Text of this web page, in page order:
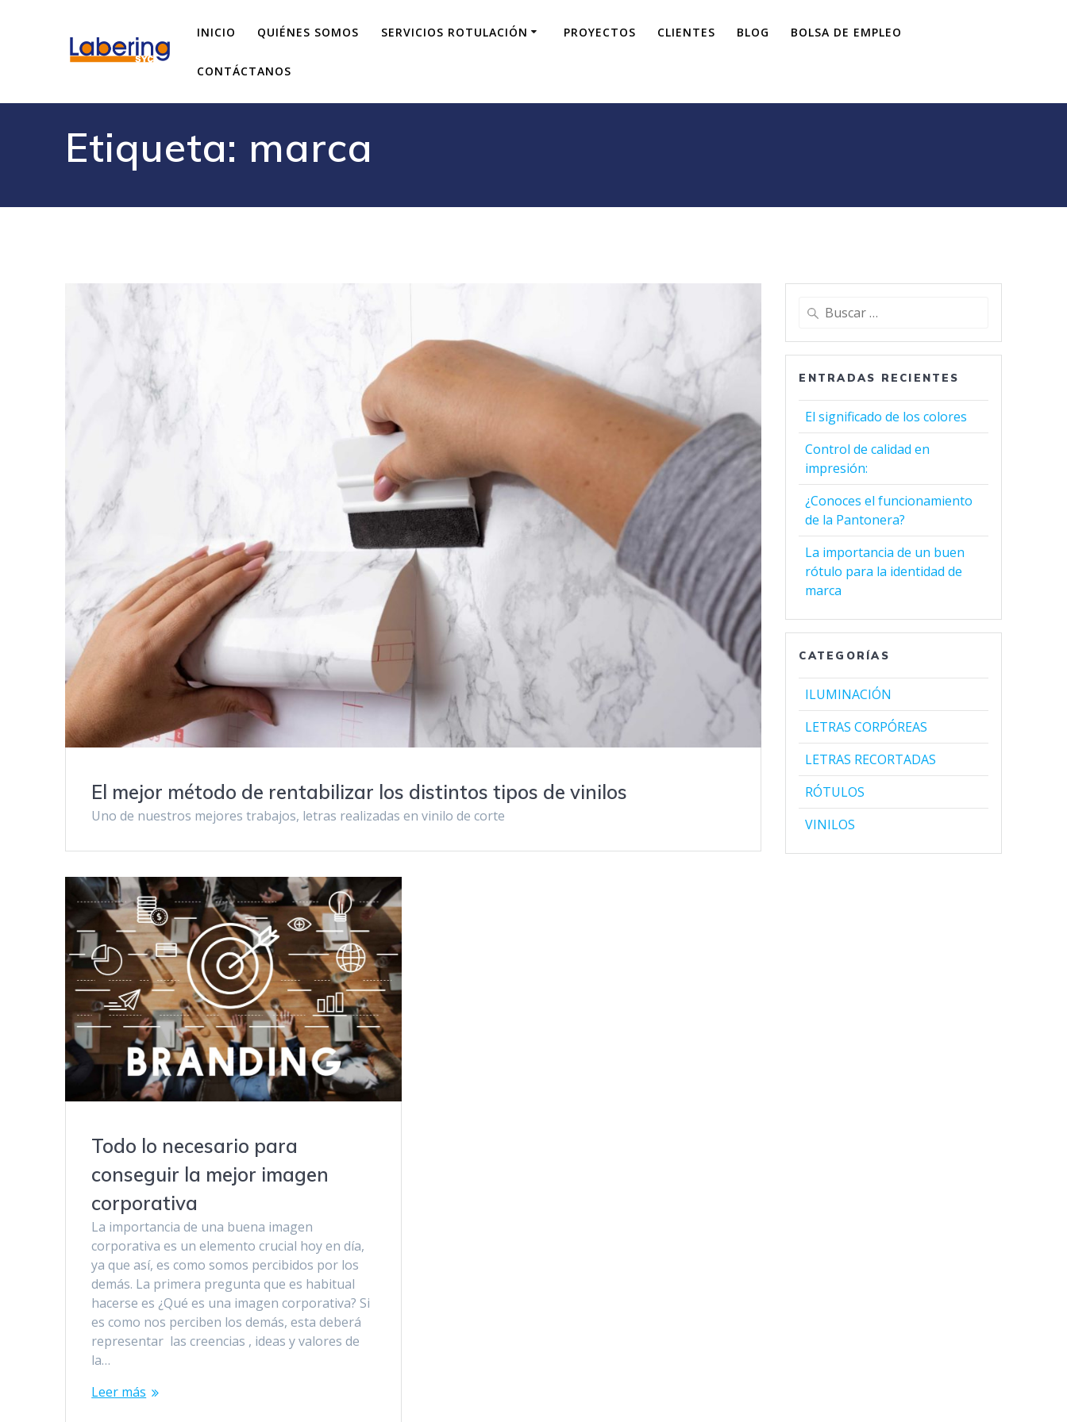
INICIO QUIÉNES SOMOS SERVICIOS ROTULACIÓN PROYECTOS CLIENTES BLOG BOLSA DE EMPLEO
CONTÁCTANOS
Etiqueta: marca
El mejor método de rentabilizar los distintos tipos de vinilos
Uno de nuestros mejores trabajos, letras realizadas en vinilo de corte
Todo lo necesario para
conseguir la mejor imagen
corporativa
La importancia de una buena imagen
corporativa es un elemento crucial hoy en día,
ya que así, es como somos percibidos por los
demás. La primera pregunta que es habitual
hacerse es ¿Qué es una imagen corporativa? Si
es como nos perciben los demás, esta deberá
representar las creencias , ideas y valores de
la…
Leer más
ENTRADAS RECIENTES
El significado de los colores
Control de calidad en
impresión:
¿Conoces el funcionamiento
de la Pantonera?
La importancia de un buen
rótulo para la identidad de
marca
CATEGORÍAS
ILUMINACIÓN
LETRAS CORPÓREAS
LETRAS RECORTADAS
RÓTULOS
VINILOS